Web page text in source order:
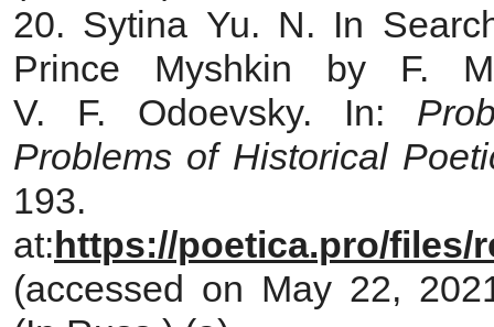
20. Sytina Yu. N. In
Prince Myshkin by F.
V. F. Odoevsky. In:
Problems of Historical
193.
at: https://poetica.pro/files/
(accessed on May 22,